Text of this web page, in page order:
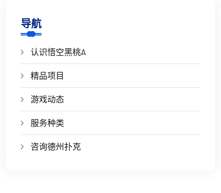
导航
认识悟空黑桃A
精品项目
游戏动态
服务种类
咨询德州扑克